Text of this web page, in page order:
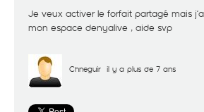
Je veux activer le forfait partagé mais
mon espace denyalive , aide svp
Chneguir il y a plus de 7 ans